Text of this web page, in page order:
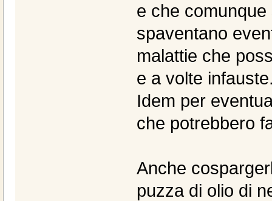
e che
spaventano
malattie che
e a volte
Idem per
che potrebbero
Anche
puzza di olio di